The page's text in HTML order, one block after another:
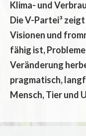
Klima- und
Die V-Partei³
Visionen und
fähig ist,
Veränderung
pragmatisch,
Mensch, Tier und